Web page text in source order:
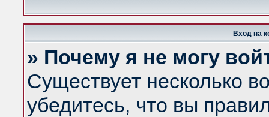
Вход на
» Почему я не могу
Существует несколько
убедитесь, что вы